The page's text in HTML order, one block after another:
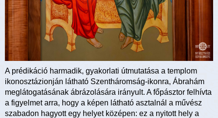
A prédikáció harmadik, gyakorlati útmutatása a templom
ikonosztázionján látható Szentháromság-ikonra, Ábrahám
meglátogatásának ábrázolására irányult. A főpásztor felhívta
a figyelmet arra, hogy a képen látható asztalnál a művész
szabadon hagyott egy helyet középen: ez a nyitott hely a